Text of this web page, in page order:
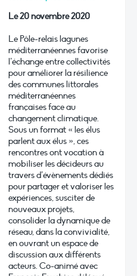
Le 20 novembre 2020
Le Pôle-relais lagunes
méditerranéennes favorise
l’échange entre collectivités
pour améliorer la résilience
des communes littorales
méditerranéennes
françaises face au
changement climatique.
Sous un format « les élus
parlent aux élus », ces
rencontres ont vocation à
mobiliser les décideurs au
travers d’évènements dédiés
pour partager et valoriser les
expériences, susciter de
nouveaux projets,
consolider la dynamique de
réseau, dans la convivialité,
en ouvrant un espace de
discussion aux différents
acteurs. Co-animé avec